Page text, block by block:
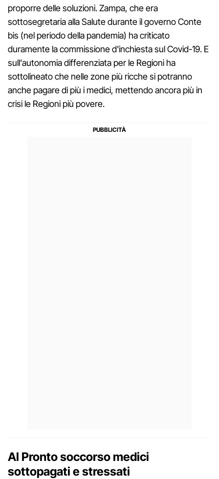
proporre delle soluzioni. Zampa, che era
sottosegretaria alla Salute durante il governo Conte
bis (nel periodo della pandemia) ha criticato
duramente la commissione d'inchiesta sul Covid-19. E
sull'autonomia differenziata per le Regioni ha
sottolineato che nelle zone più ricche si potranno
anche pagare di più i medici, mettendo ancora più in
crisi le Regioni più povere.
Al Pronto soccorso medici
sottopagati e stressati